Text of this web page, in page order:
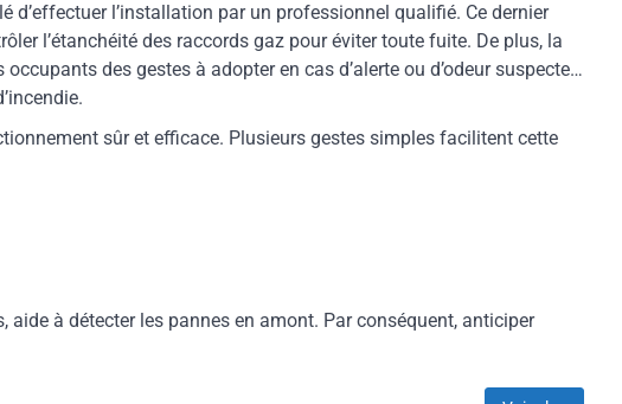
d’effectuer l’installation par un professionnel qualifié. Ce dernier
l’étanchéité des raccords gaz pour éviter toute fuite. De plus, la
des gestes à adopter en cas d’alerte ou d’odeur suspecte.
sûr et efficace. Plusieurs gestes simples facilitent cette
à détecter les pannes en amont. Par conséquent, anticiper